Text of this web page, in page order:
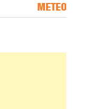
METEO